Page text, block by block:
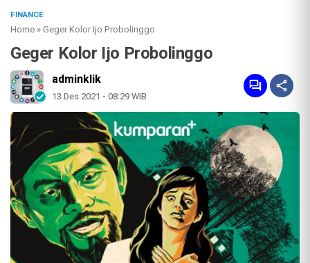
FINANCE
Home »Geger Kolor Ijo Probolinggo
Geger Kolor Ijo Probolinggo
adminklik
13 Des 2021 - 08:29 WIB